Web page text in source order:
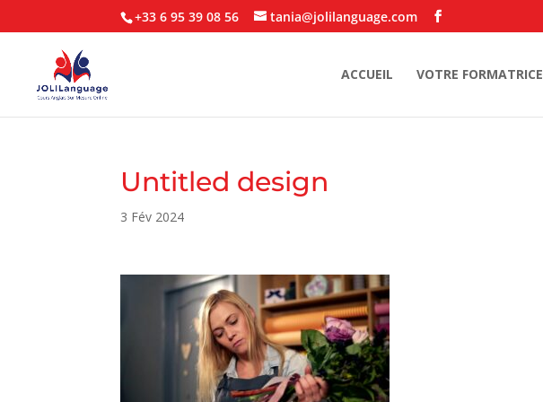
+33 6 95 39 08 56 tania@jolilanguage.com
ACCUEIL VOTRE FORMATRICE
Untitled design
3 Fév 2024